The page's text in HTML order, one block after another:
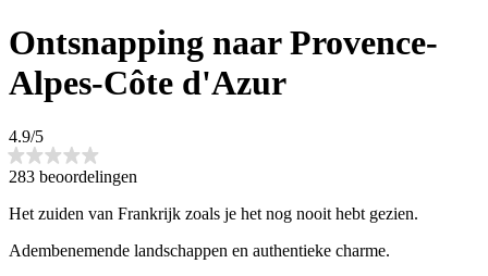
Ontsnapping naar Provence-
Alpes-Côte d'Azur
4.9/5
283 beoordelingen
Het zuiden van Frankrijk zoals je het nog nooit hebt gezien.
Adembenemende landschappen en authentieke charme.